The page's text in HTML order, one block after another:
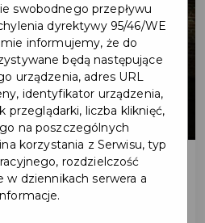
swobodnego przepływu
dyrektywy 95/46/WE
informujemy, że do
będą następujące
urządzenia, adres URL
identyfikator urządzenia,
przeglądarki, liczba kliknięć,
na poszczególnych
korzystania z Serwisu, typ
rozdzielczość
w dziennikach serwera a